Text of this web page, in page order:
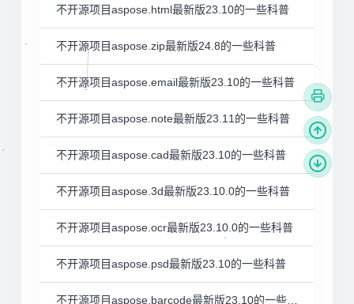
不开源项目aspose.html最新版23.10的一些科普
不开源项目aspose.zip最新版24.8的一些科普
不开源项目aspose.email最新版23.10的一些科普
不开源项目aspose.note最新版23.11的一些科普
不开源项目aspose.cad最新版23.10的一些科普
不开源项目aspose.3d最新版23.10.0的一些科普
不开源项目aspose.ocr最新版23.10.0的一些科普
不开源项目aspose.psd最新版23.10的一些科普
不开源项目aspose.barcode最新版23.10的一些科普